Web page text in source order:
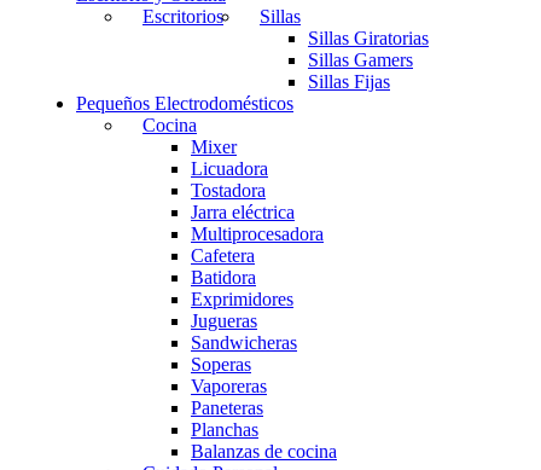
Escritorios
Sillas
Sillas Giratorias
Sillas Gamers
Sillas Fijas
Pequeños Electrodomésticos
Cocina
Mixer
Licuadora
Tostadora
Jarra eléctrica
Multiprocesadora
Cafetera
Batidora
Exprimidores
Jugueras
Sandwicheras
Soperas
Vaporeras
Paneteras
Planchas
Balanzas de cocina